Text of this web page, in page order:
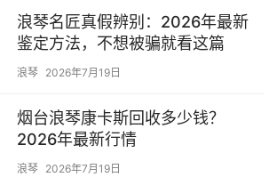
浪琴名匠真假辨别：2026年最新
鉴定方法，不想被骗就看这篇
浪琴 2026年7月19日
烟台浪琴康卡斯回收多少钱？
2026年最新行情
浪琴 2026年7月19日